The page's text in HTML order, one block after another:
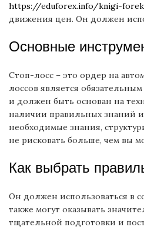
https://eduforex.info/knigi-
движения цен. Он должен
Основные
Стоп-лосс – это ордер на
лоссов является
и должен быть основан на
наличии правильных знаний и
необходимые знания‚
не рисковать больше‚ чем вы
Как выбрать
Он должен использоваться в
также могут оказывать
тщательной подготовки и